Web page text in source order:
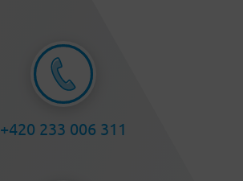
+420 233 006 311